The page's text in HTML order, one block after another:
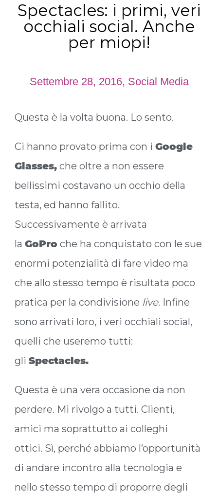
Spectacles: i primi, veri
occhiali social. Anche
per miopi!
Settembre 28, 2016, Social Media
Questa è la volta buona. Lo sento.
Ci hanno provato prima con i Google
Glasses, che oltre a non essere
bellissimi costavano un occhio della
testa, ed hanno fallito.
Successivamente è arrivata
la GoPro che ha conquistato con le sue
enormi potenzialità di fare video ma
che allo stesso tempo è risultata poco
pratica per la condivisione live. Infine
sono arrivati loro, i veri occhiali social,
quelli che useremo tutti:
gli Spectacles.
Questa è una vera occasione da non
perdere. Mi rivolgo a tutti. Clienti,
amici ma soprattutto ai colleghi
ottici. Sì, perché abbiamo l’opportunità
di andare incontro alla tecnologia e
nello stesso tempo di proporre degli